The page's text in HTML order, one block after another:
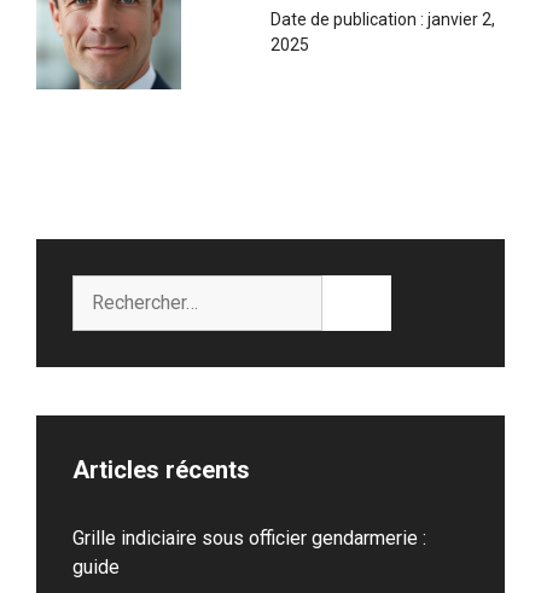
Date de publication : janvier 2,
2025
Articles récents
Grille indiciaire sous officier gendarmerie :
guide